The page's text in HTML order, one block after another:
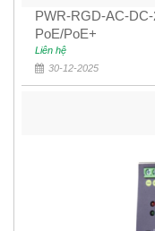
PWR-RGD-AC-
PoE/PoE+
Liên hệ
30-12-2025